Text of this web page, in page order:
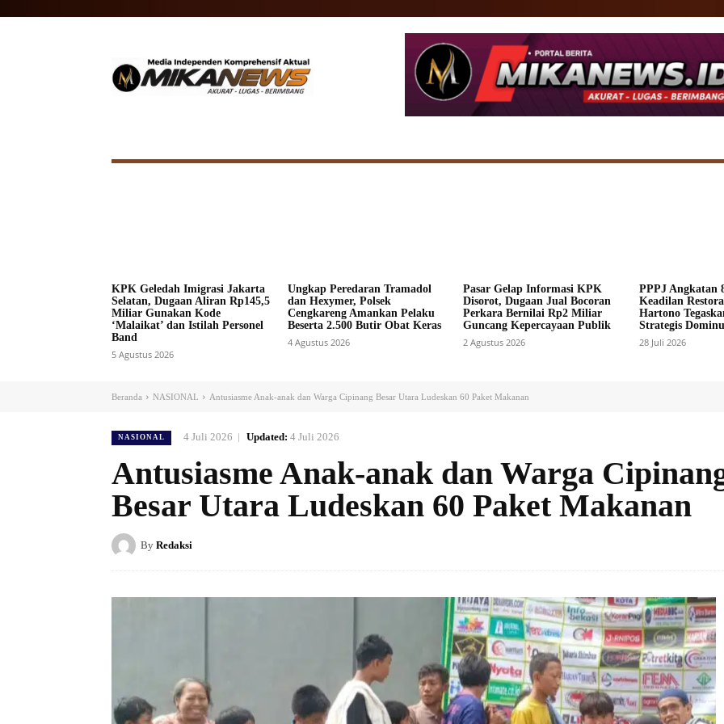
KPK Geledah Imigrasi Jakarta
Selatan, Dugaan Aliran Rp145,5
Miliar Gunakan Kode
‘Malaikat’ dan Istilah Personel
Band
5 Agustus 2026
Ungkap Peredaran Tramadol
dan Hexymer, Polsek
Cengkareng Amankan Pelaku
Beserta 2.500 Butir Obat Keras
4 Agustus 2026
Pasar Gelap Informasi KPK
Disorot, Dugaan Jual Bocoran
Perkara Bernilai Rp2 Miliar
Guncang Kepercayaan Publik
2 Agustus 2026
PPPJ Angkatan
Keadilan
Hartono
Strategis
28 Juli 2026
Beranda NASIONAL Antusiasme Anak-anak dan Warga Cipinang Besar Utara Ludeskan 60 Paket Makanan
NASIONAL 4 Juli 2026 Updated: 4 Juli 2026
Antusiasme Anak-anak dan Warga
Besar Utara Ludeskan 60 Paket Makanan
By Redaksi